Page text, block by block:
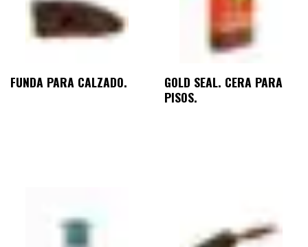
FUNDA PARA CALZADO.
GOLD SEAL. CERA PARA
PISOS.